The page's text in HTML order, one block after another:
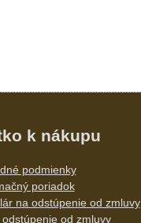
k nákupu
podmienky
poriadok
na odstúpenie od zmluvy
od zmluvy